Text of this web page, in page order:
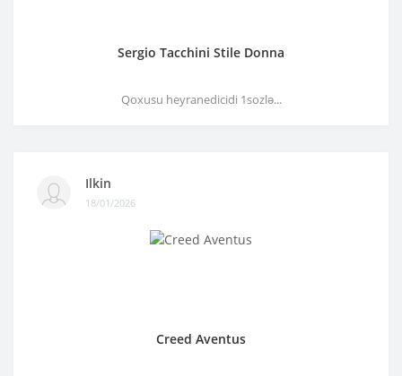
Sergio Tacchini Stile Donna
Qoxusu heyranedicidi 1sozlə...
Ilkin
18/01/2026
Creed Aventus